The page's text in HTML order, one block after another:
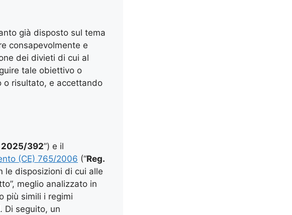
già disposto sul tema
consapevolmente e
dei divieti di cui al
tale obiettivo o
o risultato, e accettando
2025/392”) e il
(CE) 765/2006 (“Reg.
le disposizioni di cui alle
meglio analizzato in
più simili i regimi
Di seguito, un